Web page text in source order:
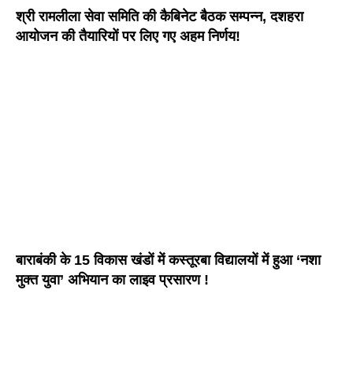
श्री रामलीला सेवा समिति की कैबिनेट बैठक सम्पन्न, दशहरा
आयोजन की तैयारियों पर लिए गए अहम निर्णय!
बाराबंकी के 15 विकास खंडों में कस्तूरबा विद्यालयों में हुआ ‘नशा
मुक्त युवा’ अभियान का लाइव प्रसारण !